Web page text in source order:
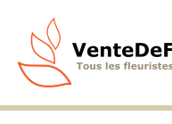
contenu